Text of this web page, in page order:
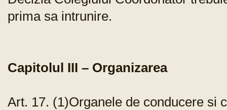
prima sa intrunire.
Capitolul III – Organizarea
Art. 17. (1)Organele de conducere si